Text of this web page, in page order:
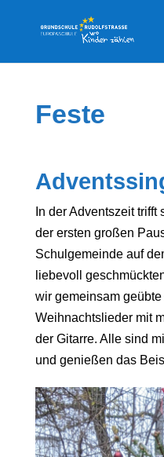
Feste
In der Adventszeit
der ersten großen
Schulgemeinde auf
liebevoll
wir gemeinsam geübte
Weihnachtslieder mit
der Gitarre. Alle sind
und genießen das